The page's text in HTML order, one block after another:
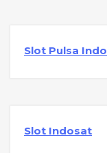
Slot Pulsa
Slot Indosat